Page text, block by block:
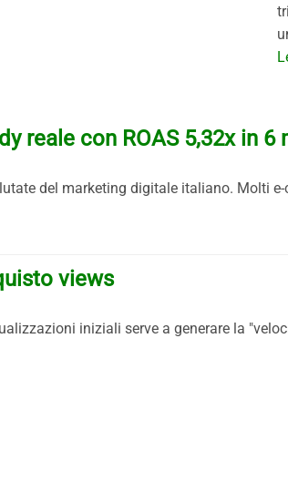
reale con ROAS 5,32x in 6
del marketing digitale italiano. Molti
views
iniziali serve a generare la